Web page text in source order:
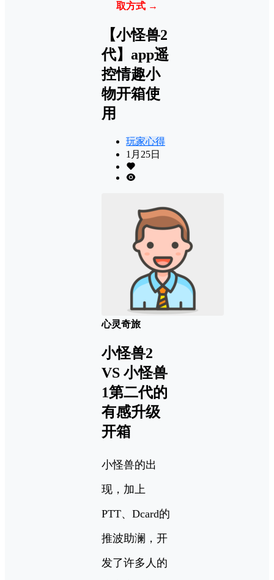
取方式 →
【小怪兽2
代】app遥
控情趣小
物开箱使
用
玩家心得
1月25日
心灵奇旅
小怪兽2
VS 小怪兽
1第二代的
有感升级
开箱
小怪兽的出
现，加上
PTT、Dcard的
推波助澜，开
发了许多人的